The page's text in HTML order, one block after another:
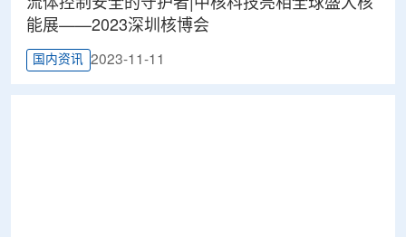
流体控制安全的守护者|中核科技亮相全球盛大核
能展——2023深圳核博会
国内资讯 2023-11-11